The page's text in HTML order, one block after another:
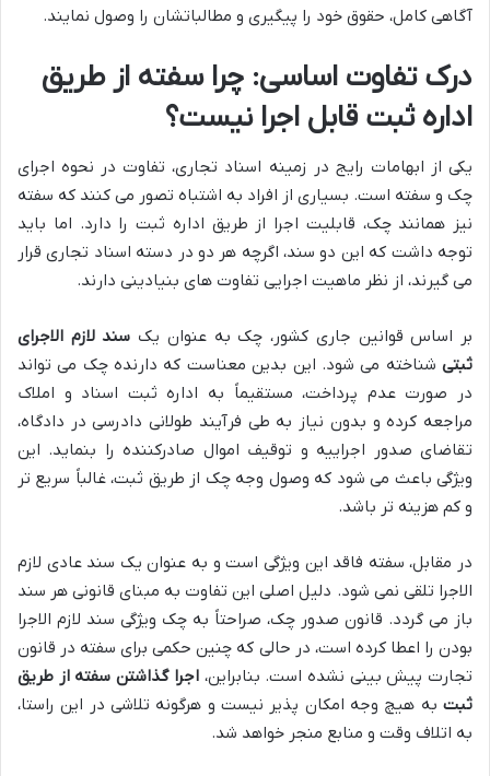
آگاهی کامل، حقوق خود را پیگیری و مطالباتشان را وصول نمایند.
درک تفاوت اساسی: چرا سفته از طریق
اداره ثبت قابل اجرا نیست؟
یکی از ابهامات رایج در زمینه اسناد تجاری، تفاوت در نحوه اجرای
چک و سفته است. بسیاری از افراد به اشتباه تصور می کنند که سفته
نیز همانند چک، قابلیت اجرا از طریق اداره ثبت را دارد. اما باید
توجه داشت که این دو سند، اگرچه هر دو در دسته اسناد تجاری قرار
می گیرند، از نظر ماهیت اجرایی تفاوت های بنیادینی دارند.
بر اساس قوانین جاری کشور، چک به عنوان یک سند لازم الاجرای
ثبتی شناخته می شود. این بدین معناست که دارنده چک می تواند
در صورت عدم پرداخت، مستقیماً به اداره ثبت اسناد و املاک
مراجعه کرده و بدون نیاز به طی فرآیند طولانی دادرسی در دادگاه،
تقاضای صدور اجراییه و توقیف اموال صادرکننده را بنماید. این
ویژگی باعث می شود که وصول وجه چک از طریق ثبت، غالباً سریع تر
و کم هزینه تر باشد.
در مقابل، سفته فاقد این ویژگی است و به عنوان یک سند عادی لازم
الاجرا تلقی نمی شود. دلیل اصلی این تفاوت به مبنای قانونی هر سند
باز می گردد. قانون صدور چک، صراحتاً به چک ویژگی سند لازم الاجرا
بودن را اعطا کرده است، در حالی که چنین حکمی برای سفته در قانون
تجارت پیش بینی نشده است. بنابراین،اجرا گذاشتن سفته از طریق
ثبت به هیچ وجه امکان پذیر نیست و هرگونه تلاشی در این راستا،
به اتلاف وقت و منابع منجر خواهد شد.